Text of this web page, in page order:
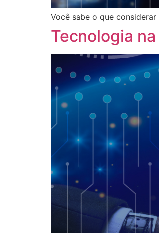
Você sabe o que
Tecnologia